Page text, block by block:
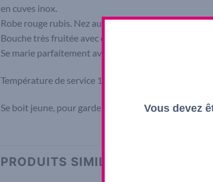
en cuves inox.
Robe rouge rubis. Nez aux arômes intenses de fruits
Bouche très fruitée avec des notes de fruits frais
Se marie parfaitement avec une bavette à
Température de service 14°C.
Se boit jeune, pour garder la complexité de fruits
PRODUITS SIMILAIRES
Vous devez